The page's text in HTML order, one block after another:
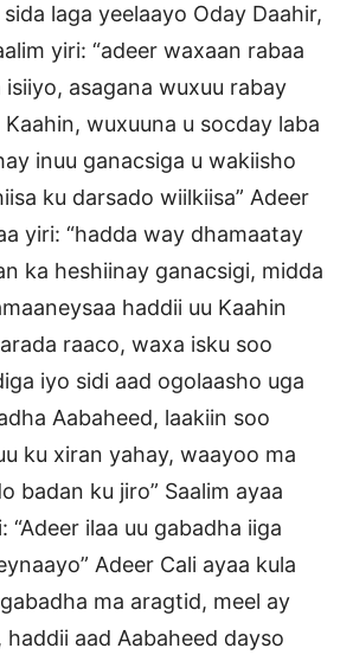
laga yeelaayo Oday Daahir,
yiri: “adeer waxaan rabaa
isiiyo, asagana wuxuu rabay
wuxuuna u socday laba
inuu ganacsiga u wakiisho
ku darsado wiilkiisa” Adeer
yiri: “hadda way dhamaatay
ka heshiinay ganacsigi, midda
haddii uu Kaahin
raaco, waxa isku soo
iyo sidi aad ogolaasho uga
Aabaheed, laakiin soo
ku xiran yahay, waayoo ma
badan ku jiro” Saalim ayaa
“Adeer ilaa uu gabadha iiga
Adeer Cali ayaa kula
ma aragtid, meel ay
aad Aabaheed dayso